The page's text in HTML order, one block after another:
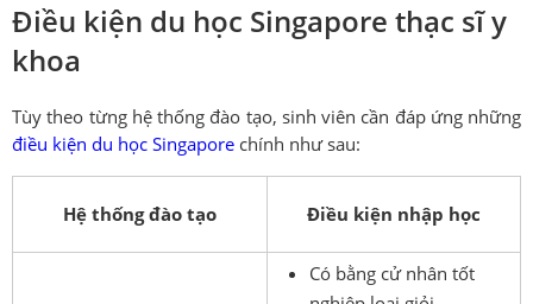
Điều kiện du học Singapore thạc sĩ y
khoa
Tùy theo từng hệ thống đào tạo, sinh viên cần đáp ứng những
điều kiện du học Singapore chính như sau:
Hệ thống đào tạo Điều kiện nhập học
Có bằng cử nhân tốt